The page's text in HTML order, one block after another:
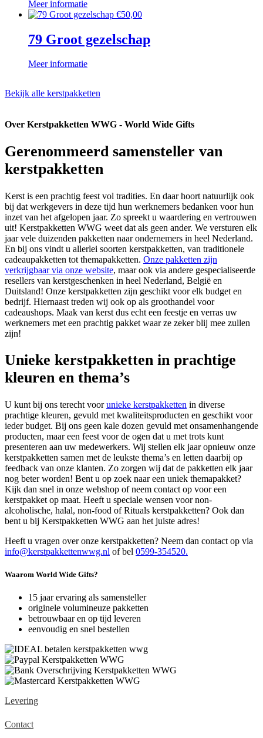
Meer informatie
€50,00
79 Groot gezelschap
Meer informatie
Bekijk alle kerstpakketten
Over Kerstpakketten WWG - World Wide Gifts
Gerenommeerd samensteller van
kerstpakketten
Kerst is een prachtig feest vol tradities. En daar hoort natuurlijk ook
bij dat werkgevers in deze tijd hun werknemers bedanken voor hun
inzet van het afgelopen jaar. Zo spreekt u waardering en vertrouwen
uit! Kerstpakketten WWG weet dat als geen ander. We versturen elk
jaar vele duizenden pakketten naar ondernemers in heel Nederland.
En bij ons vindt u allerlei soorten kerstpakketten, van traditionele
cadeaupakketten tot themapakketten. Onze pakketten zijn
verkrijgbaar via onze website, maar ook via andere gespecialiseerde
resellers van kerstgeschenken in heel Nederland, België en
Duitsland! Onze kerstpakketten zijn geschikt voor elk budget en
bedrijf. Hiernaast treden wij ook op als groothandel voor
cadeaushops. Maak van kerst dus echt een feestje en verras uw
werknemers met een prachtig pakket waar ze zeker blij mee zullen
zijn!
Unieke kerstpakketten in prachtige
kleuren en thema’s
U kunt bij ons terecht voorunieke kerstpakketten in diverse
prachtige kleuren, gevuld met kwaliteitsproducten en geschikt voor
ieder budget. Bij ons geen kale dozen gevuld met onsamenhangende
producten, maar een feest voor de ogen dat u met trots kunt
presenteren aan uw medewerkers. Wij stellen elk jaar opnieuw onze
kerstpakketten samen met de leukste thema’s en letten daarbij op
feedback van onze klanten. Zo zorgen wij dat de pakketten elk jaar
nog beter worden! Bent u op zoek naar een uniek themapakket?
Kijk dan snel in onze webshop of neem contact op voor een
kerstpakket op maat. Heeft u speciale wensen voor non-
alcoholische, halal, non-food of Rituals kerstpakketten? Ook dan
bent u bij Kerstpakketten WWG aan het juiste adres!
Heeft u vragen over onze kerstpakketten? Neem dan contact op via
info@kerstpakkettenwwg.nl of bel 0599-354520.
Waarom World Wide Gifts?
15 jaar ervaring als samensteller
originele volumineuze pakketten
betrouwbaar en op tijd leveren
eenvoudig en snel bestellen
Levering
Contact